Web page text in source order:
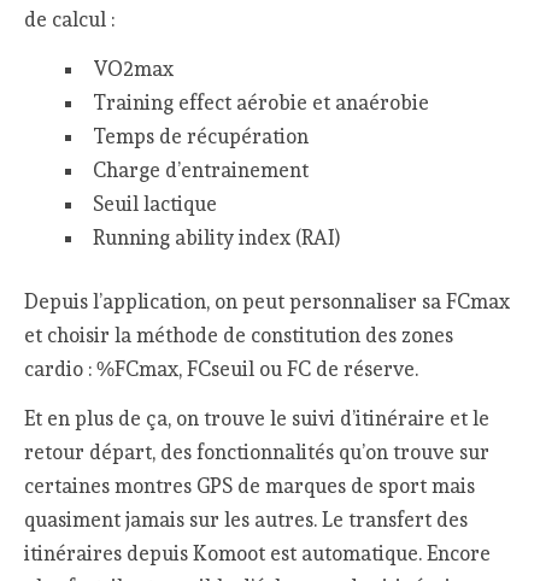
de calcul :
VO2max
Training effect aérobie et anaérobie
Temps de récupération
Charge d’entrainement
Seuil lactique
Running ability index (RAI)
Depuis l’application, on peut personnaliser sa FCmax
et choisir la méthode de constitution des zones
cardio : %FCmax, FCseuil ou FC de réserve.
Et en plus de ça, on trouve le suivi d’itinéraire et le
retour départ, des fonctionnalités qu’on trouve sur
certaines montres GPS de marques de sport mais
quasiment jamais sur les autres. Le transfert des
itinéraires depuis Komoot est automatique. Encore